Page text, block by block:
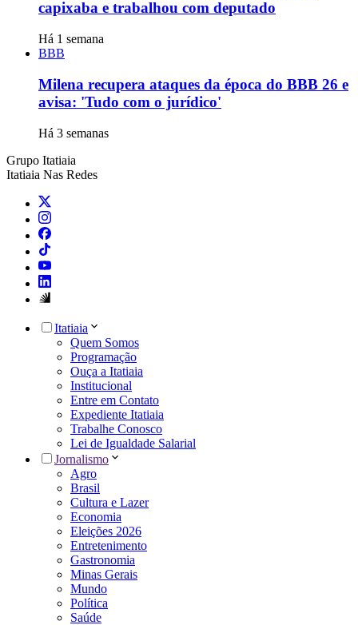
capixaba e trabalhou com deputado
Há 1 semana
BBB
Milena recupera ataques da época do BBB 26 e
avisa: 'Tudo com o jurídico'
Há 3 semanas
Grupo Itatiaia
Itatiaia Nas Redes
Itatiaia
Quem Somos
Programação
Ouça a Itatiaia
Institucional
Entre em Contato
Expediente Itatiaia
Trabalhe Conosco
Lei de Igualdade Salarial
Jornalismo
Agro
Brasil
Cultura e Lazer
Economia
Eleições 2026
Entretenimento
Gastronomia
Minas Gerais
Mundo
Política
Saúde